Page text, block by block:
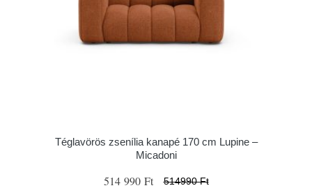
Téglavörös zsenília kanapé 170 cm Lupine –
Micadoni
514 990 Ft 514990 Ft